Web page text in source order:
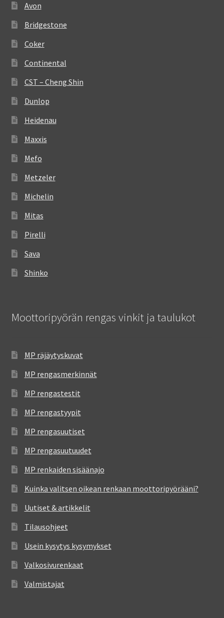
Avon
Bridgestone
Coker
Continental
CST – Cheng Shin
Dunlop
Heidenau
Maxxis
Mefo
Metzeler
Michelin
Mitas
Pirelli
Sava
Shinko
Moottoripyörän rengas vinkit ja taulukot
MP räjäytyskuvat
MP rengasmerkinnät
MP rengastestit
MP rengastyypit
MP rengasuutiset
MP rengasuutuudet
MP renkaiden sisäänajo
Kuinka valitsen oikean renkaan moottoripyörääni?
Uutiset & artikkelit
Tilausohjeet
Usein kysytys kysymykset
Valkosivurenkaat
Valmistajat